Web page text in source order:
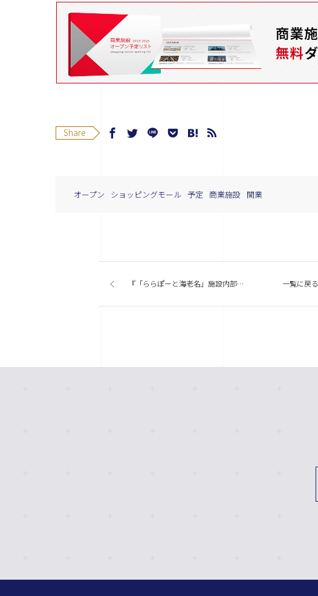
Share
オープン ショッピングモール 予定 商業施設 開業
『「ららぽーと海老名」施設内部を公開 厳選した263店舗が出店』今週の商業施設ニューストピックスまとめ（2015.11.09発行） 一覧に戻る